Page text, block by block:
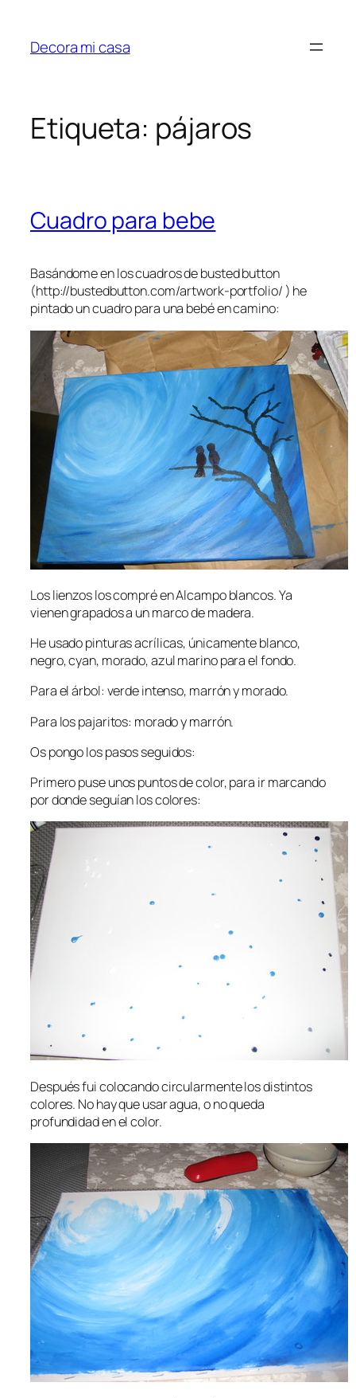
contenido
Decora mi casa
Etiqueta: pájaros
Cuadro para bebe
Basándome en los cuadros de busted button
(http://bustedbutton.com/artwork-portfolio/ ) he
pintado un cuadro para una bebé en camino:
Los lienzos los compré en Alcampo blancos. Ya
vienen grapados a un marco de madera.
He usado pinturas acrílicas, únicamente blanco,
negro, cyan, morado, azul marino para el fondo.
Para el árbol: verde intenso, marrón y morado.
Para los pajaritos: morado y marrón.
Os pongo los pasos seguidos:
Primero puse unos puntos de color, para ir marcando
por donde seguían los colores:
Después fui colocando circularmente los distintos
colores. No hay que usar agua, o no queda
profundidad en el color.